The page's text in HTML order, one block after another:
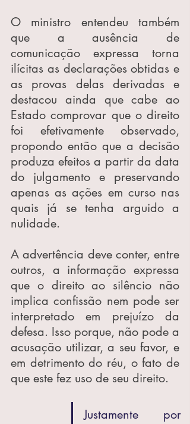
O ministro entendeu também
que a ausência de
comunicação expressa torna
ilícitas as declarações obtidas e
as provas delas derivadas e
destacou ainda que cabe ao
Estado comprovar que o direito
foi efetivamente observado,
propondo então que a decisão
produza efeitos a partir da data
do julgamento e preservando
apenas as ações em curso nas
quais já se tenha arguido a
nulidade.
A advertência deve conter, entre
outros, a informação expressa
que o direito ao silêncio não
implica confissão nem pode ser
interpretado em prejuízo da
defesa. Isso porque, não pode a
acusação utilizar, a seu favor, e
em detrimento do réu, o fato de
que este fez uso de seu direito.
Justamente por